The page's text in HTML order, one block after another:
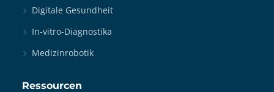
Digitale Gesundheit
In-vitro-Diagnostika
Medizinrobotik
Ressourcen